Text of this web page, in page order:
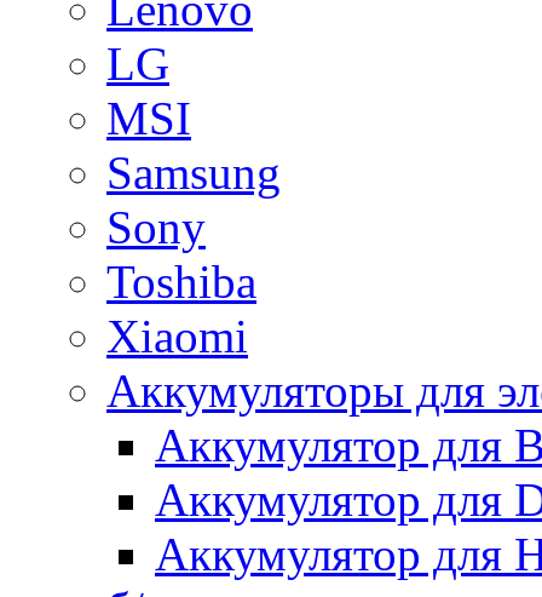
LG
MSI
Samsung
Sony
Toshiba
Xiaomi
Аккумуляторы для
Аккумулятор для
Аккумулятор для
Аккумулятор для